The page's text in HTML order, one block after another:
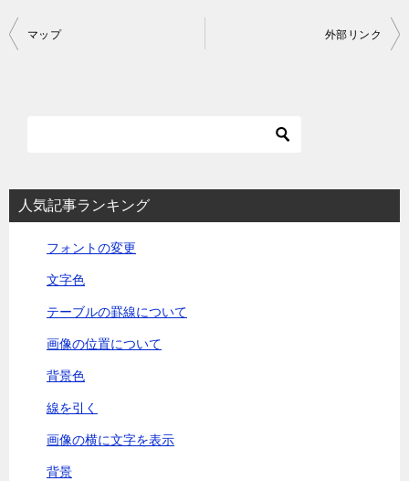
投
シ
マップ 外部リンク
人気記事ランキング
フォントの変更
文字色
テーブルの罫線について
画像の位置について
背景色
線を引く
画像の横に文字を表示
背景